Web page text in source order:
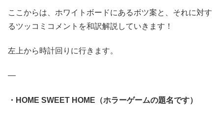
ここからは、ホワイトボードにあるボツ案と、それに対す
るツッコミコメントを和訳解説していきます！
左上から時計回りに行きます。
—
・HOME SWEET HOME（ホラーゲームの題名です）